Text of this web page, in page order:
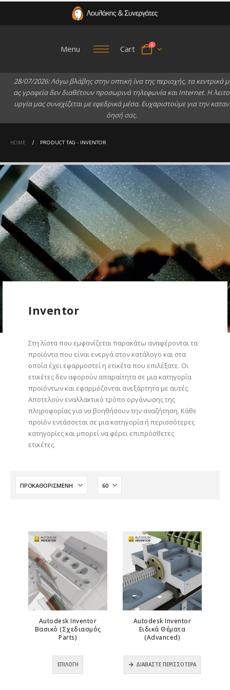
Menu Cart 0
28/07/2026:Λόγω βλάβης στην οπτική ίνα της περιοχής, τα κεντρικά μ
ας γραφεία δεν διαθέτουν προσωρινά τηλεφωνία και Internet. Ηλειτο
υργία μας συνεχίζεται με εφεδρικά μέσα. Ευχαριστούμε για την καταν
όησή σας.
HOME PRODUCT TAG - INVENTOR
Inventor
Στη λίστα που εμφανίζεται παρακάτω αναφέρονται τα
προϊόντα που είναι ενεργά στον κατάλογο και στα
οποία έχει εφαρμοστεί η ετικέτα που επιλέξατε. Οι
ετικέτες δεν αφορούν απαραίτητα σε μια κατηγορία
προϊόντων και εφαρμόζονται ανεξάρτητα με αυτές.
Αποτελούν εναλλακτικό τρόπο οργάνωσης της
πληροφορίας για να βοηθήσουν την αναζήτηση. Κάθε
προϊόν εντάσσεται σε μια κατηγορία ή περισσότερες
κατηγορίες και μπορεί να φέρει επιπρόσθετες
ετικέτες.
Autodesk Inventor
Βασικό (Σχεδιασμός
Parts)
0out of 5
ΕΠΙΛΟΓΉ
το
Autodesk Inventor
Ειδικά Θέματα
(Advanced)
0out of 5
ΔΙΑΒΆΣΤΕ ΠΕΡΙΣΣΌΤΕΡΑ